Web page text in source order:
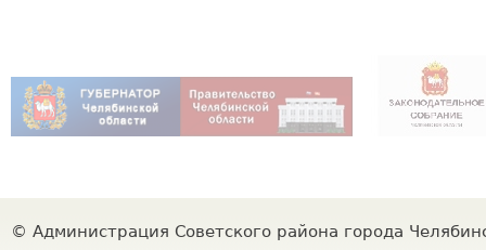
© Администрация Советского района города